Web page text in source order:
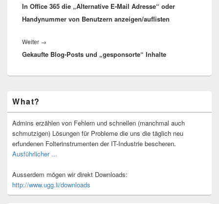
Beitrag:
In Office 365 die „Alternative E-Mail Adresse“ oder
Handynummer von Benutzern anzeigen/auflisten
Weiter →
Beitrag:
Gekaufte Blog-Posts und „gesponsorte“ Inhalte
Seitenleisten-
Widgetbereich
What?
Admins erzählen von Fehlern und schnellen (manchmal auch
schmutzigen) Lösungen für Probleme die uns die täglich neu
erfundenen Folterinstrumenten der IT-Industrie bescheren.
Ausführlicher ...
Ausserdem mögen wir direkt Downloads:
http://www.ugg.li/downloads